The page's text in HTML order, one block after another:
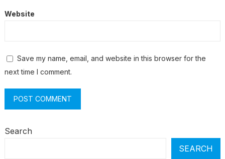
Website
Save my name, email, and website in this browser for the
next time I comment.
Search
SEARCH